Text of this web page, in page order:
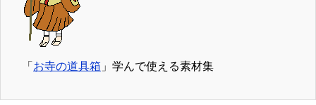
「 お寺の道具箱 」学んで使える素材集